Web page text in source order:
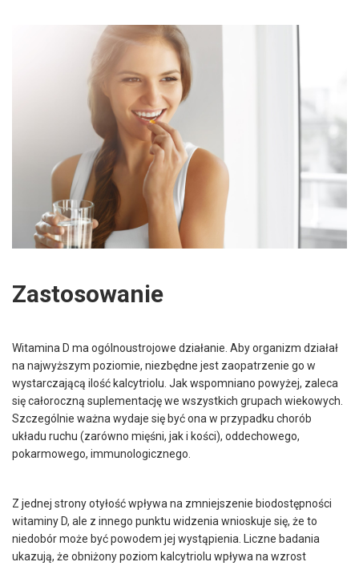
Zastosowanie
Witamina D ma ogólnoustrojowe działanie. Aby organizm działał
na najwyższym poziomie, niezbędne jest zaopatrzenie go w
wystarczającą ilość kalcytriolu. Jak wspomniano powyżej, zaleca
się całoroczną suplementację we wszystkich grupach wiekowych.
Szczególnie ważna wydaje się być ona w przypadku chorób
układu ruchu (zarówno mięśni, jak i kości), oddechowego,
pokarmowego, immunologicznego.
Z jednej strony otyłość wpływa na zmniejszenie biodostępności
witaminy D, ale z innego punktu widzenia wnioskuje się, że to
niedobór może być powodem jej wystąpienia. Liczne badania
ukazują, że obniżony poziom kalcytriolu wpływa na wzrost